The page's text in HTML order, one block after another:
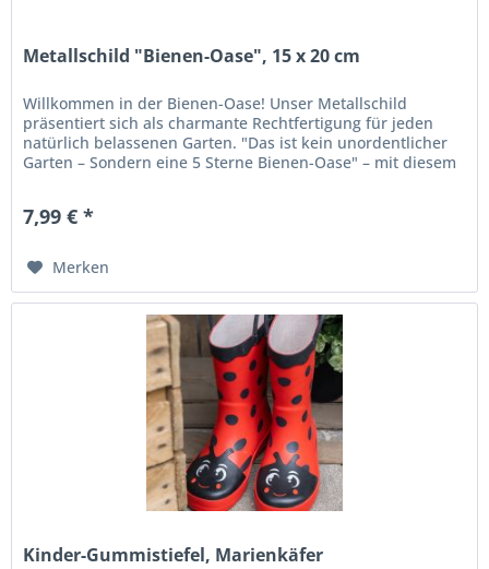
Metallschild "Bienen-Oase", 15 x 20 cm
Willkommen in der Bienen-Oase! Unser Metallschild
präsentiert sich als charmante Rechtfertigung für jeden
natürlich belassenen Garten. "Das ist kein unordentlicher
Garten – Sondern eine 5 Sterne Bienen-Oase" – mit diesem
7,99 € *
Merken
Kinder-Gummistiefel, Marienkäfer